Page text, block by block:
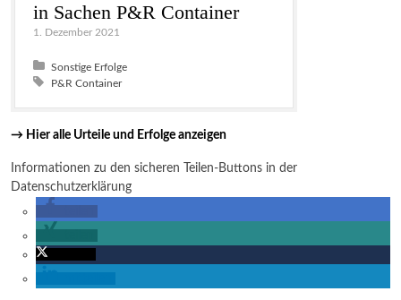
in Sachen P&R Container
1. Dezember 2021
Posted in:
Sonstige Erfolge
Tagged with:
P&R Container
→ Hier alle Urteile und Erfolge anzeigen
Informationen zu den sicheren Teilen-Buttons in der
Datenschutzerklärung